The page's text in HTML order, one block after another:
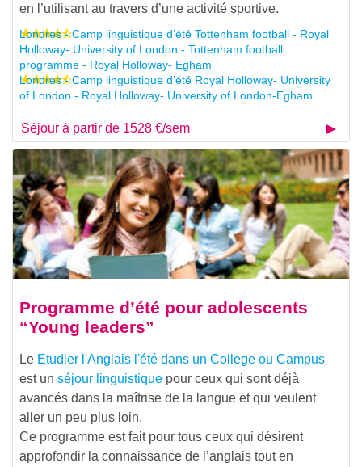
en l’utilisant au travers d’une activité sportive.
Londres - Camp linguistique d’été Tottenham football - Royal
Holloway- University of London - Tottenham football
programme - Royal Holloway- Egham
Londres - Camp linguistique d’été Royal Holloway- University
of London - Royal Holloway- University of London-Egham
Séjour à partir de 1528 €/sem
Programme d’été pour adolescents
“Young leaders”
Le Etudier l'Anglais l'été dans un College ou Campus
est un séjour linguistique pour ceux qui sont déjà
avancés dans la maîtrise de la langue et qui veulent
aller un peu plus loin.
Ce programme est fait pour tous ceux qui désirent
approfondir la connaissance de l’anglais tout en